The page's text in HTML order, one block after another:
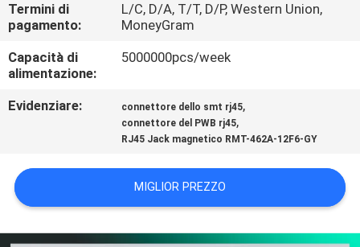
SHOW
MAPPA
DEL
PRIVACY
POLICY
Termini di
pagamento:
L/C, D/A, T/T, D/P, Western Union,
MoneyGram
Capacità di
alimentazione:
5000000pcs/week
Evidenziare: connettore dello smt rj45,
connettore del PWB rj45,
RJ45 Jack magnetico RMT-462A-12F6-GY
MIGLIOR PREZZO